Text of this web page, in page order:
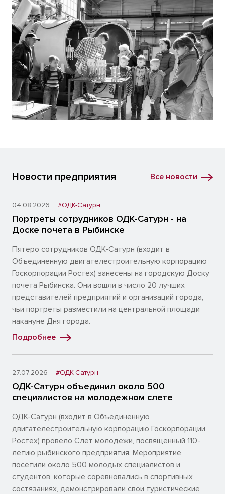
Новости предприятия Все новости
04.08.2026 #ОДК-Сатурн
Портреты сотрудников ОДК-Сатурн - на
Доске почета в Рыбинске
Пятеро сотрудников ОДК-Сатурн (входит в
Объединенную двигателестроительную корпорацию
Госкорпорации Ростех) занесены на городскую Доску
почета Рыбинска. Они вошли в число 20 лучших
представителей предприятий и организаций города,
чьи портреты разместили на центральной площади
накануне Дня города.
Подробнее
27.07.2026 #ОДК-Сатурн
ОДК-Сатурн объединил около 500
специалистов на молодежном слете
ОДК-Сатурн (входит в Объединенную
двигателестроительную корпорацию Госкорпорации
Ростех) провело Слет молодежи, посвященный 110-
летию рыбинского предприятия. Мероприятие
посетили около 500 молодых специалистов и
студентов, которые соревновались в спортивных
состязаниях, демонстрировали свои туристические